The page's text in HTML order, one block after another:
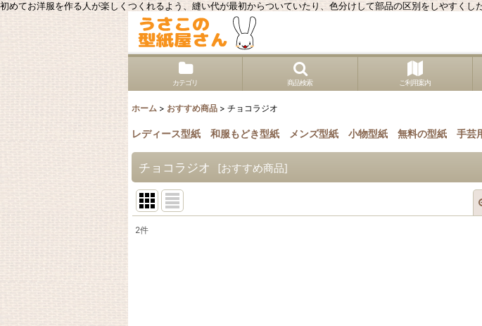
初めてお洋服を作る人が楽しくつくれるよう、縫い代が最初からついていたり、色分けして部品の区別をしやすく
カテゴリ 商品検索 ご利用案内
ホーム > おすすめ商品 > チョコラジオ
レディース型紙 和服もどき型紙 メンズ型紙 小物型紙 無料の型紙 手芸
チョコラジオ [おすすめ商品]
2件